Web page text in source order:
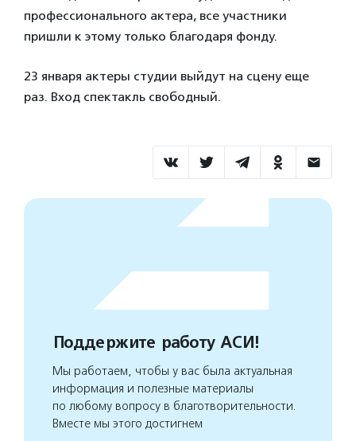
профессионального актера, все участники
пришли к этому только благодаря фонду.
23 января актеры студии выйдут на сцену еще
раз. Вход спектакль свободный.
Поддержите работу АСИ!
Мы работаем, чтобы у вас была актуальная
информация и полезные материалы
по любому вопросу в благотворительности.
Вместе мы этого достигнем